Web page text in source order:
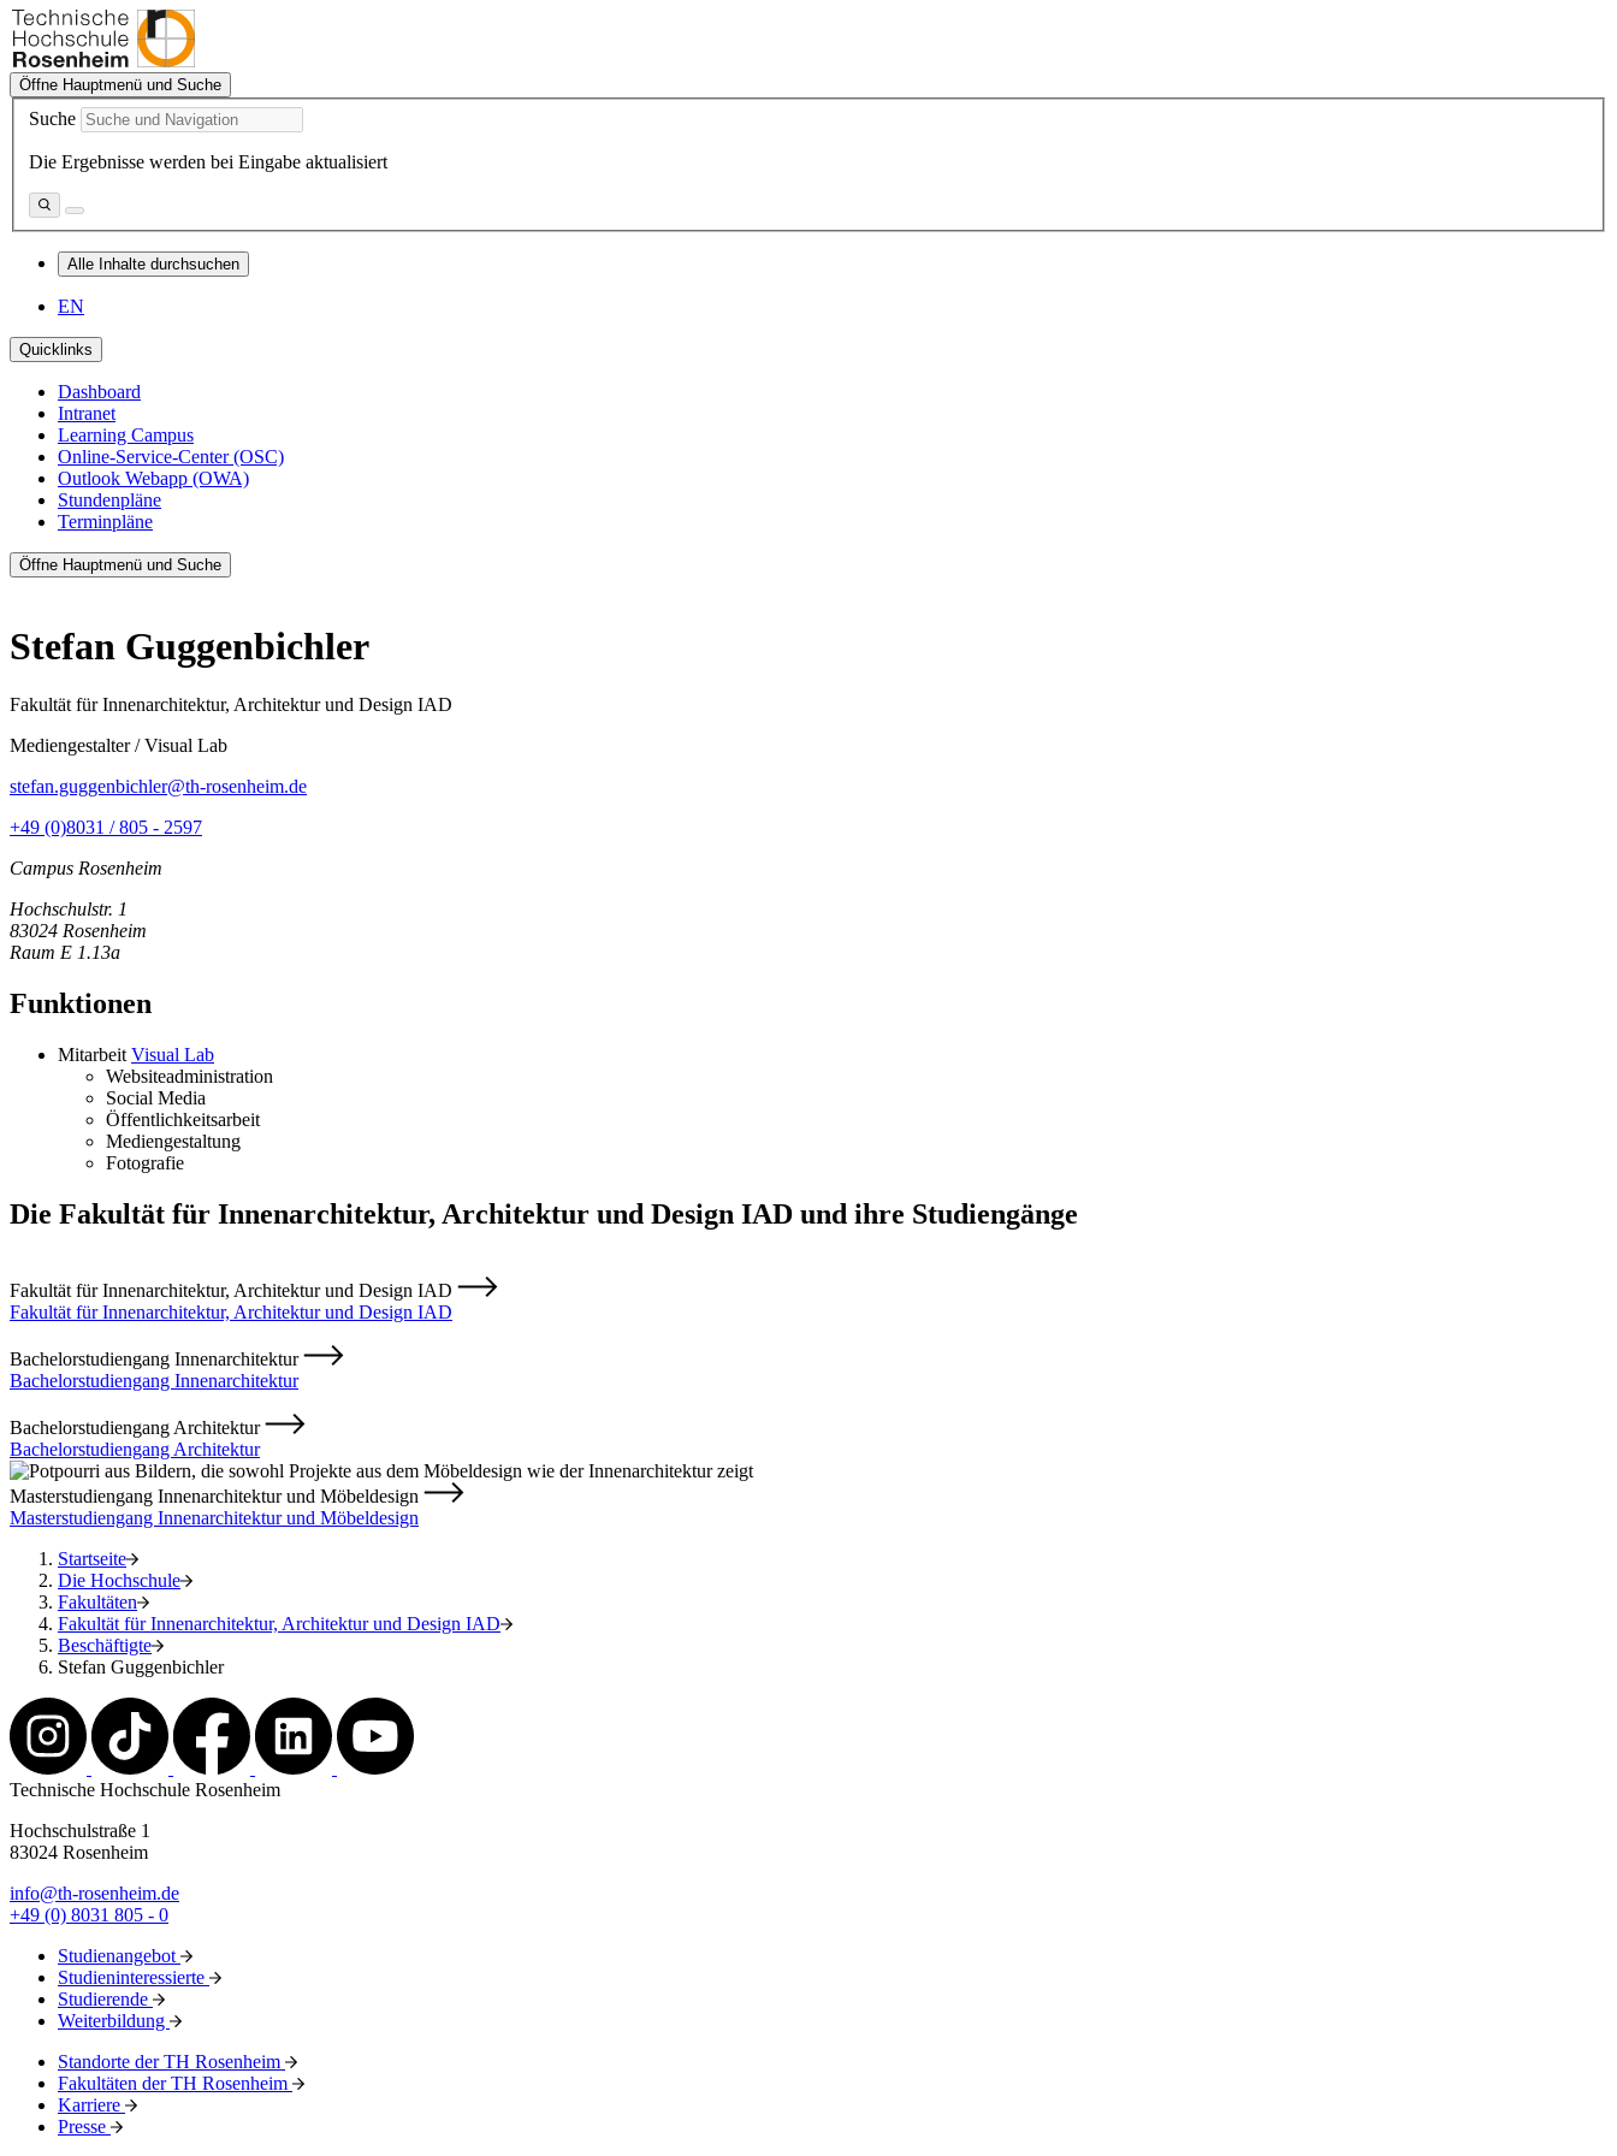
Öffne Hauptmenü und Suche
Suche
Die Ergebnisse werden bei Eingabe aktualisiert
Alle Inhalte durchsuchen
EN
Quicklinks
Dashboard
Intranet
Learning Campus
Online-Service-Center (OSC)
Outlook Webapp (OWA)
Stundenpläne
Terminpläne
Öffne Hauptmenü und Suche
Stefan Guggenbichler
Fakultät für Innenarchitektur, Architektur und Design IAD
Mediengestalter / Visual Lab
stefan.guggenbichler@th-rosenheim.de
+49 (0)8031 / 805 - 2597
Campus Rosenheim
Hochschulstr. 1
83024 Rosenheim
Raum E 1.13a
Funktionen
Mitarbeit Visual Lab
Websiteadministration
Social Media
Öffentlichkeitsarbeit
Mediengestaltung
Fotografie
Die Fakultät für Innenarchitektur, Architektur und Design IAD und ihre Studiengänge
Fakultät für Innenarchitektur, Architektur und Design IAD
Fakultät für Innenarchitektur, Architektur und Design IAD
Bachelorstudiengang Innenarchitektur
Bachelorstudiengang Innenarchitektur
Bachelorstudiengang Architektur
Bachelorstudiengang Architektur
Masterstudiengang Innenarchitektur und Möbeldesign
Masterstudiengang Innenarchitektur und Möbeldesign
Startseite
Die Hochschule
Fakultäten
Fakultät für Innenarchitektur, Architektur und Design IAD
Beschäftigte
Stefan Guggenbichler
Technische Hochschule Rosenheim
Hochschulstraße 1
83024 Rosenheim
info@th-rosenheim.de
+49 (0) 8031 805 - 0
Studienangebot
Studieninteressierte
Studierende
Weiterbildung
Standorte der TH Rosenheim
Fakultäten der TH Rosenheim
Karriere
Presse